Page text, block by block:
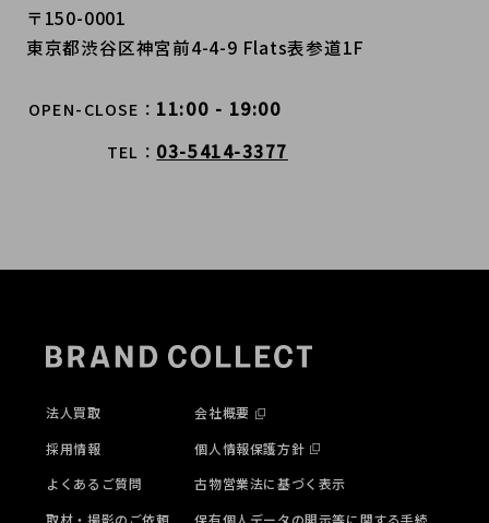
〒150-0001
東京都渋谷区神宮前4-4-9 Flats表参道1F
OPEN-CLOSE 11:00 - 19:00
TEL 03-5414-3377
法人買取
採用情報
よくあるご質問
取材・撮影のご依頼
会社概要
個人情報保護方針
古物営業法に基づく表示
保有個人データの開示等に関する手続